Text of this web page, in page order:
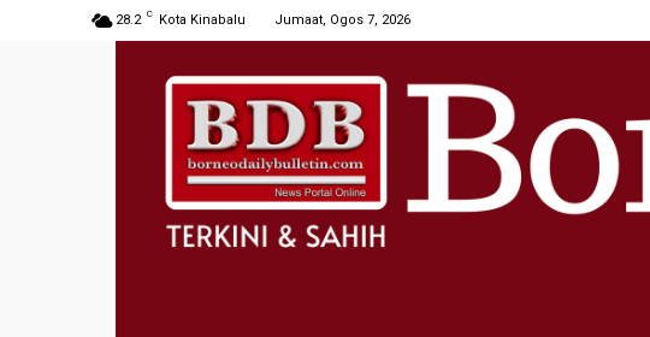
28.2 C Kota Kinabalu Jumaat, Ogos 7, 2026